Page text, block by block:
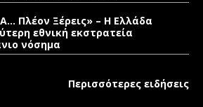
Πλέον Ξέρεις» – Η Ελλάδα
εθνική εκστρατεία
νόσημα
Περισσότερες ειδήσεις